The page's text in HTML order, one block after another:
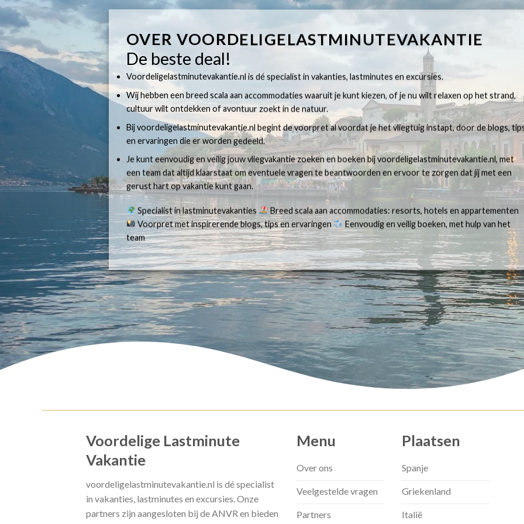
OVER VOORDELIGELASTMINUTEVAKANTIE
De beste deal!
Voordeligelastminutevakantie.nl is dé specialist in vakanties, lastminutes en excursies.
Wij hebben een breed scala aan accommodaties waaruit je kunt kiezen, of je nu wilt relaxen op het strand,
cultuur wilt ontdekken of avontuur zoekt in de natuur.
Bij voordeligelastminutevakantie.nl begint de voorpret al voordat je het vliegtuig instapt, door de blogs,
en ervaringen die er worden gedeeld.
Je kunt eenvoudig en veilig jouw vliegvakantie zoeken en boeken bij voordeligelastminutevakantie.nl, met
een team dat altijd klaarstaat om eventuele vragen te beantwoorden en ervoor te zorgen dat jij met een
gerust hart op vakantie kunt gaan.
Specialist in lastminutevakanties
Breed scala aan accommodaties: resorts, hotels en appartementen
Voorpret met inspirerende blogs, tips en ervaringen
Eenvoudig en veilig boeken, met hulp van het
team
Voordelige Lastminute
Vakantie
voordeligelastminutevakantie.nl is dé specialist
in vakanties, lastminutes en excursies. Onze
partners zijn aangesloten bij de ANVR en bieden
Menu
Over ons
Veelgestelde vragen
Partners
Plaatsen
Spanje
Griekenland
Italië